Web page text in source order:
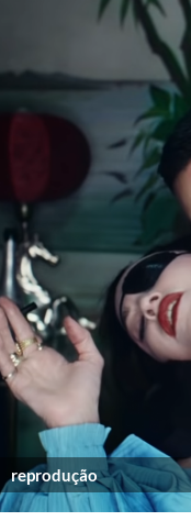
reprodução